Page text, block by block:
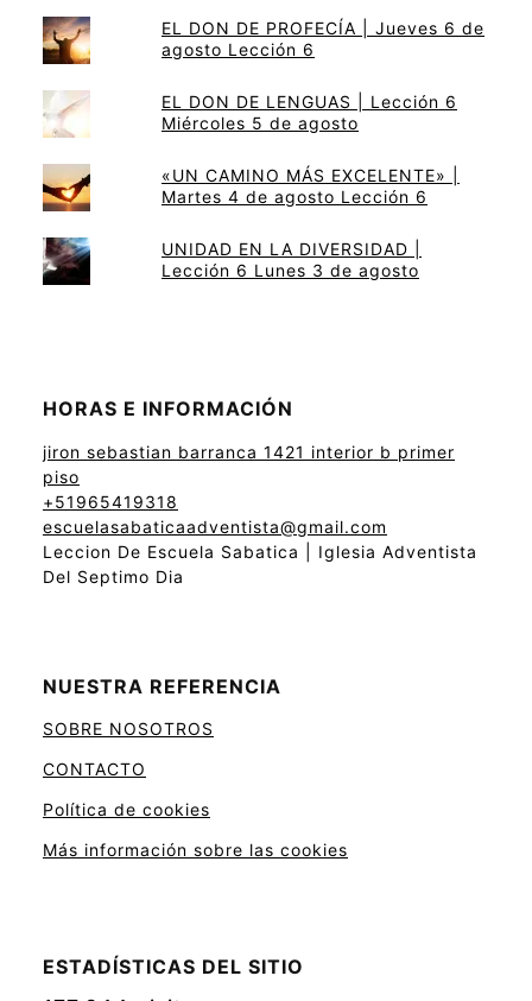
EL DON DE PROFECÍA | Jueves 6 de
agosto Lección 6
EL DON DE LENGUAS | Lección 6
Miércoles 5 de agosto
«UN CAMINO MÁS EXCELENTE» |
Martes 4 de agosto Lección 6
UNIDAD EN LA DIVERSIDAD |
Lección 6 Lunes 3 de agosto
HORAS E INFORMACIÓN
jiron sebastian barranca 1421 interior b primer
piso
+51965419318
escuelasabaticaadventista@gmail.com
Leccion De Escuela Sabatica | Iglesia Adventista
Del Septimo Dia
NUESTRA REFERENCIA
SOBRE NOSOTROS
CONTACTO
Política de cookies
Más información sobre las cookies
ESTADÍSTICAS DEL SITIO